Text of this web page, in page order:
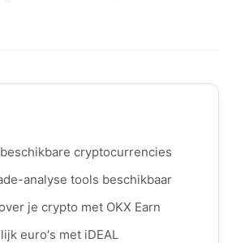
cryptocurrencies
analyse tools beschikbaar
je crypto met OKX Earn
euro's met iDEAL